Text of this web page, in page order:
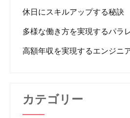
休日にスキルアップする秘訣
多様な働き方を実現するパラ
高額年収を実現するエンジニ
カテゴリー